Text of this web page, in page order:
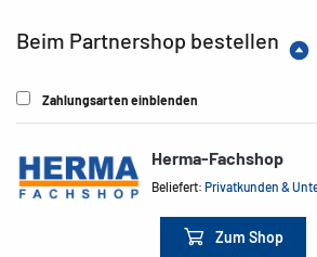
Beim Partnershop bestellen
Zahlungsarten einblenden
Herma-Fachshop
Beliefert:Privatkunden &
Zum Shop